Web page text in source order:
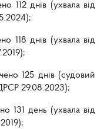
112 днів (ухвала від
118 днів (ухвала від
125 днів (судовий
29.08.2023);
131 день (ухвала від